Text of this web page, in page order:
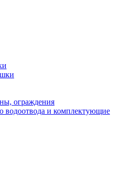
ограждения
водоотвода и комплектующие